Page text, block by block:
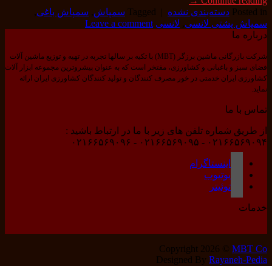
Posted in دسته‌بندی نشده |
Tagged سمپاش, سمپاش باغی,
سمپاش پشتی لانسی, لانسی Leave a comment
درباره ما
شرکت بازرگانی ماشین برزگر (MBT) با تکیه بر سالها تجربه در تهیه و توزیع ماشین آلات
فضای سبز و باغبانی و کشاورزی، مفتخر است که به عنوان پیشروترین مجموعه ابزار آلات
کشاورزی ایران خدمتی در خور مصرف کنندگان و تولید کنندگان کشاورزی ایران ارائه
نماید.
تماس با ما
از طریق شماره تلفن های زیر با ما در ارتباط باشید :
۰۲۱۶۶۵۶۹۰۹۴ - ۰۲۱۶۶۵۶۹۰۹۵ - ۰۲۱۶۶۵۶۹۰۹۶
اینستاگرام
یوتیوب
توئیتر
خدمات
Copyright 2026 © MBT Co
Designed By Rayaneh-Pedia